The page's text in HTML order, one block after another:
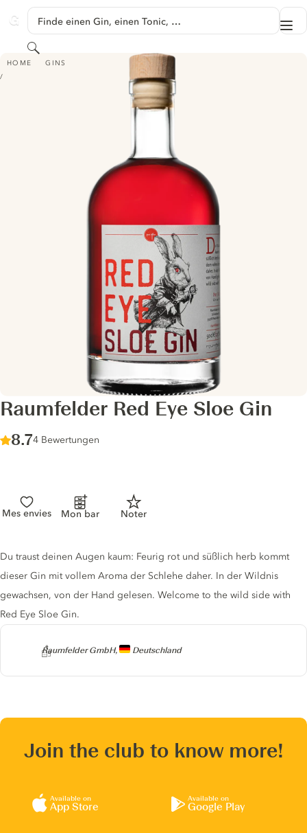
GINVENTORY
Finde einen Gin, einen Tonic, …
Suchen
HOME GINS
RAUMFELDER RED EYE SLOE GIN
Raumfelder Red Eye Sloe Gin
Score :
8.7/ 10
4 Bewertungen
Mes envies Mon bar Noter
Producer
Raumfelder GmbH, Deutschland
Gin description
Du traust deinen Augen kaum: Feurig rot und süßlich herb kommt
dieser Gin mit vollem Aroma der Schlehe daher. In der Wildnis
gewachsen, von der Hand gelesen. Welcome to the wild side with
Red Eye Sloe Gin.
Join the club to know more!
Available on
App Store
Available on
Google Play